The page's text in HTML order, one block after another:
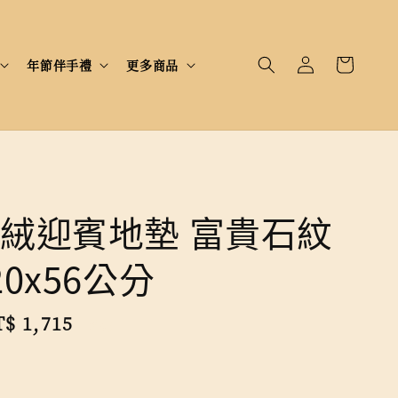
年節伴手禮 更多商品
迎賓地墊 富貴石紋
公分
1,715